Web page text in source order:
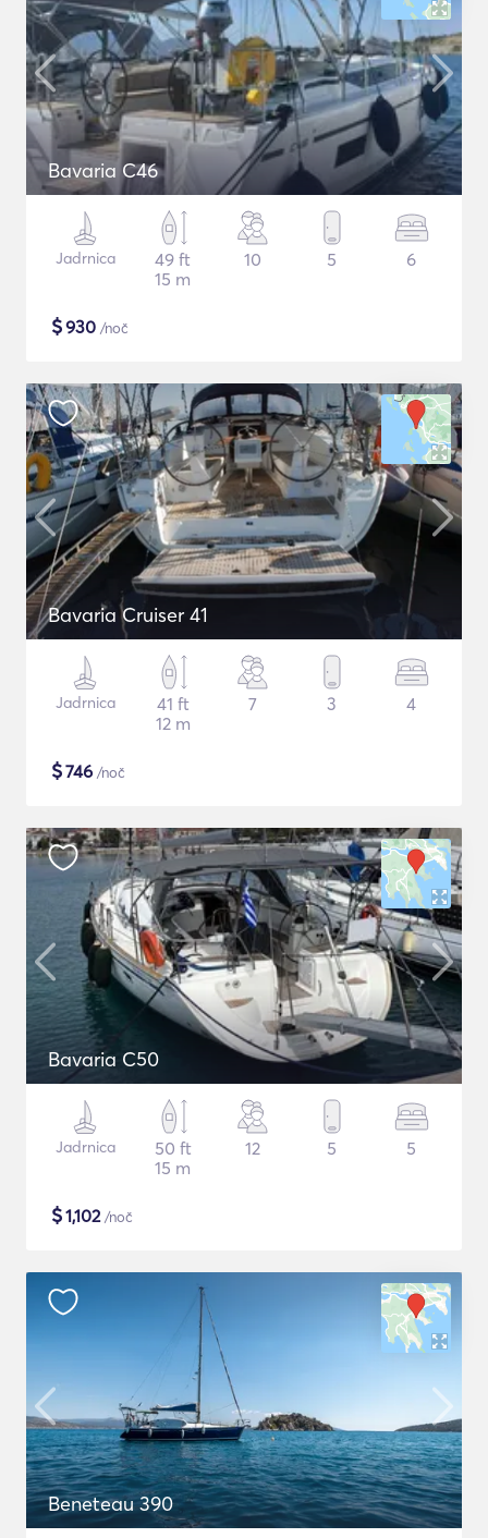
Bavaria C46
Jadrnica
49 ft
15 m
10 5 6
$930 /noč
Bavaria Cruiser 41
Jadrnica
41 ft
12 m
7 3 4
$746 /noč
Bavaria C50
Jadrnica
50 ft
15 m
12 5 5
$1,102/noč
Beneteau 390